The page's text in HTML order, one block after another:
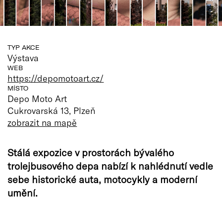
TYP AKCE
Výstava
WEB
https://depomotoart.cz/
MÍSTO
Depo Moto Art
Cukrovarská 13, Plzeň
zobrazit na mapě
Stálá expozice v prostorách bývalého
trolejbusového depa nabízí k nahlédnutí vedle
sebe historické auta, motocykly a moderní
umění.